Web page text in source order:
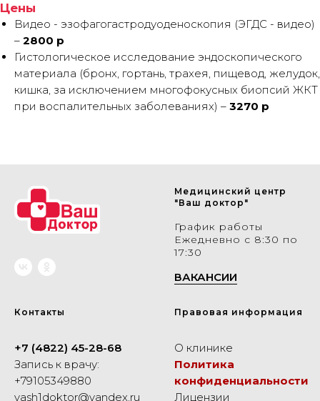
Цены
Видео - эзофагогастродуоденоскопия (ЭГДС - видео)
– 2800 р
Гистологическое исследование эндоскопического
материала (бронх, гортань, трахея, пищевод, желудок,
кишка, за исключением многофокусных биопсий ЖКТ
при воспалительных заболеваниях) – 3270 р
Медицинский центр
"Ваш доктор"
График работы
Ежедневно с 8:30 по
17:30
ВАКАНСИИ
Контакты
+7 (4822) 45-28-68
Запись к врачу:
+79105349880
vash1doktor@yandex.ru
Правовая информация
О клинике
Политика
конфиденциальности
Лицензии